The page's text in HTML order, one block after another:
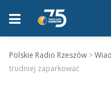
Polskie Radio Rzeszów >
trudniej zaparkować